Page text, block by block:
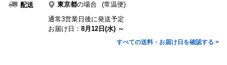
配送 東京都の場合
(常温便)
通常3営業日後に発送予定
お届け日： 8月12日(水) ～
すべての送料・お届け日を確認する >